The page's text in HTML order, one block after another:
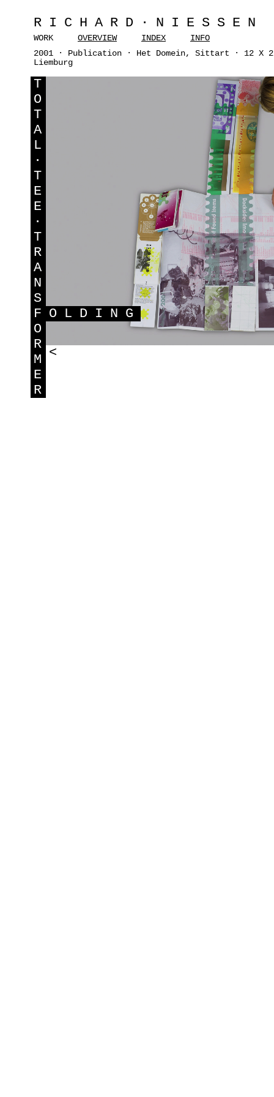
RICHARD·NIESSEN
WORK OVERVIEW INDEX
INFO
2001 · Publication · Het Domein, Sittart · 12 X
Liemburg
T
O
T
A
L
·
T
E
E
·
T
R
A
N
S
F OLDING
O
R
M
E
R
<